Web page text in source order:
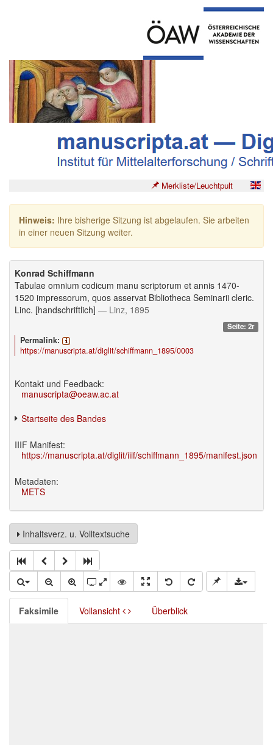
Merkliste/Leuchtpult
Hinweis: Ihre bisherige Sitzung ist abgelaufen. Sie arbeiten
in einer neuen Sitzung weiter.
Konrad Schiffmann
Tabulae omnium codicum manu scriptorum et annis 1470-
1520 impressorum, quos asservat Bibliotheca Seminarii cleric.
Linc. [handschriftlich] — Linz, 1895
Seite: 2r
Permalink:
https://manuscripta.at/diglit/schiffmann_1895/0003
Kontakt und Feedback:
manuscripta@oeaw.ac.at
Startseite des Bandes
IIIF Manifest:
https://manuscripta.at/diglit/iiif/schiffmann_1895/manifest.json
Metadaten:
METS
Inhaltsverz. u. Volltextsuche
Faksimile Vollansicht Überblick